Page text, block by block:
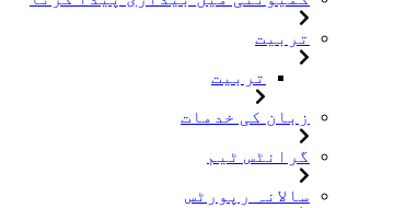
تربیت
تربیت
زبان کی خدمات
گرانٹس ٹیم
سالانہ رپورٹس